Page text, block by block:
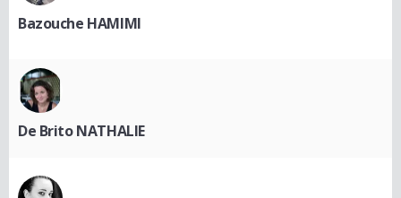
Bazouche HAMIMI
De Brito NATHALIE